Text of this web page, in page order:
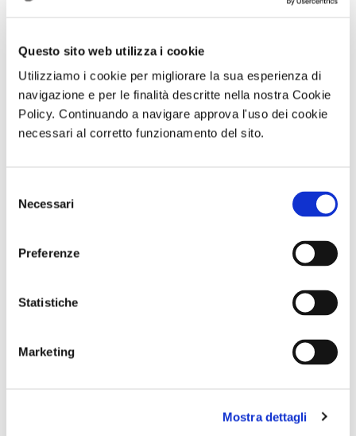
Questo sito web utilizza i cookie
Utilizziamo i cookie per migliorare la sua esperienza di
navigazione e per le finalità descritte nella nostra Cookie
Policy. Continuando a navigare approva l'uso dei cookie
necessari al corretto funzionamento del sito.
delNecessari
Preferenze
Statistiche
Marketing
Mostra dettagli
MANNight UNA
NOTTE AL
PERFORMANCE
Sabato 26
2026
2026/2027 AL
TEATRO TOTO'
Napoli, 06 Agosto